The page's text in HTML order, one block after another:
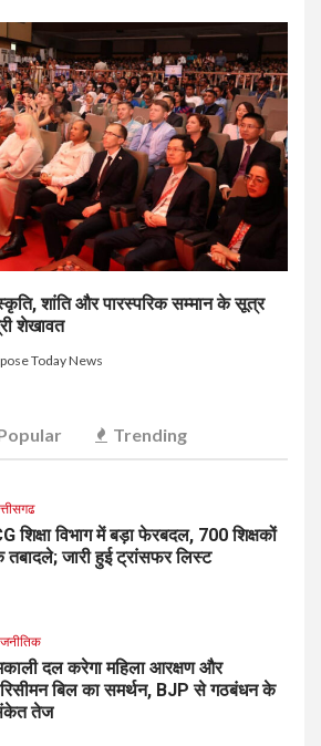
शांति और पारस्परिक सम्मान के सूत्र
शेखावत
Today News
Trending
शिक्षा विभाग में बड़ा फेरबदल, 700 शिक्षकों
तबादले; जारी हुई ट्रांसफर लिस्ट
दल करेगा महिला आरक्षण और
बिल का समर्थन, BJP से गठबंधन के
तेज